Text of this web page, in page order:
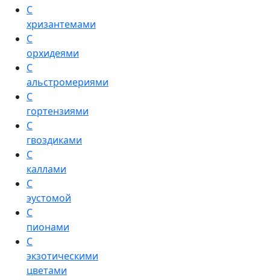
С
хризантемами
С
орхидеями
С
альстромериями
С
гортензиями
С
гвоздиками
С
каллами
С
эустомой
С
пионами
С
экзотическими
цветами